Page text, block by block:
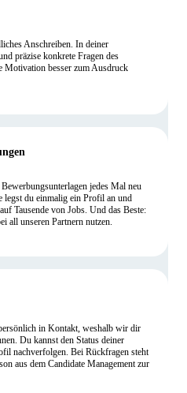
Anschreiben. In deiner
präzise konkrete Fragen des
Motivation besser zum Ausdruck
jedes Mal neu
legst du einmalig ein Profil an und
Tausende von Jobs. Und das Beste:
all unseren Partnern nutzen.
in Kontakt, weshalb wir dir
Du kannst den Status deiner
nachverfolgen. Bei Rückfragen steht
aus dem Candidate Management zur